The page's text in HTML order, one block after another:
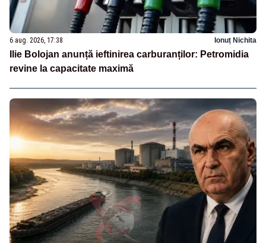
6 aug. 2026, 17:38 Ionuț Nichita
Ilie Bolojan anunță ieftinirea carburanților: Petromidia
revine la capacitate maximă